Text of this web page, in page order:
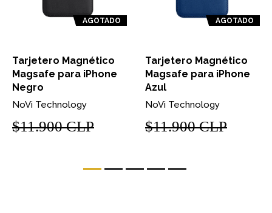
AGOTADO
Tarjetero Magnético
Magsafe para iPhone
Negro
NoVi Technology
$11.900 CLP
AGOTADO
Tarjetero Magnético
Magsafe para iPhone
Azul
NoVi Technology
$11.900 CLP